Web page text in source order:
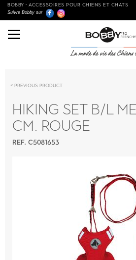
BOBBY - ACCESSOIRES POUR CHIENS ET CHATS
Suivre Bobby sur
Previous product
HIKING SET B/L
CM. ROUGE
REF. C5081653